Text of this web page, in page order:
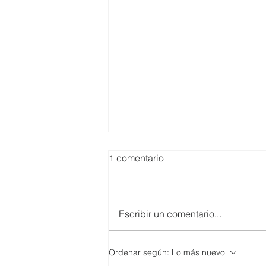
SMARTCO se suma a la
1 comentario
Escribir un comentario...
Ordenar según: Lo más nuevo